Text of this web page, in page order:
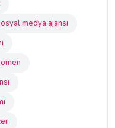
medya ajansı